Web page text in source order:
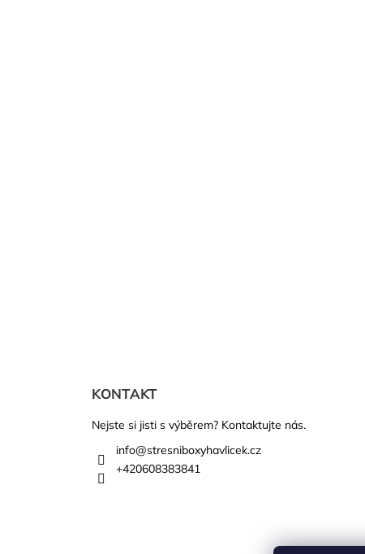
KONTAKT
Nejste si jisti s výběrem? Kontaktujte nás.
info@stresniboxyhavlicek.cz
+420608383841